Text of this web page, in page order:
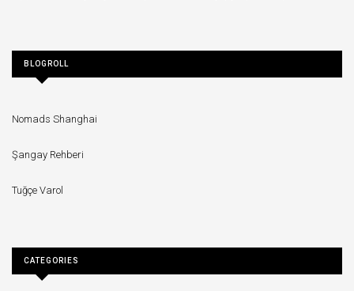
BLOGROLL
Nomads Shanghai
Şangay Rehberi
Tuğçe Varol
CATEGORIES